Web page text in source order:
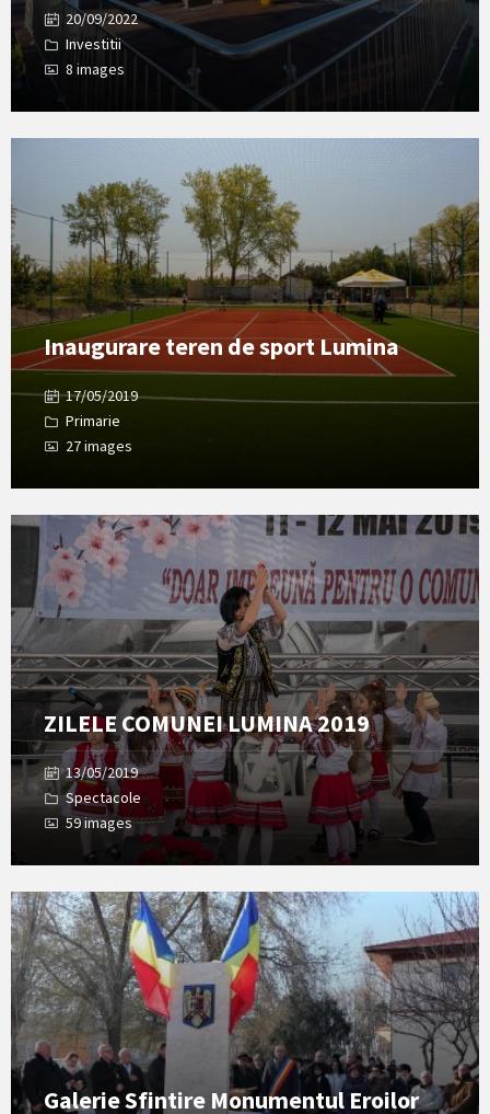
20/09/2022
Investitii
8 images
Inaugurare teren de sport Lumina
17/05/2019
Primarie
27 images
ZILELE COMUNEI LUMINA 2019
13/05/2019
Spectacole
59 images
Open
Gallery
Galerie Sfintire Monumentul Eroilor
Open
Gallery